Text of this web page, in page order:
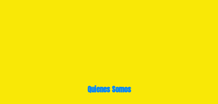
Quienes Somos